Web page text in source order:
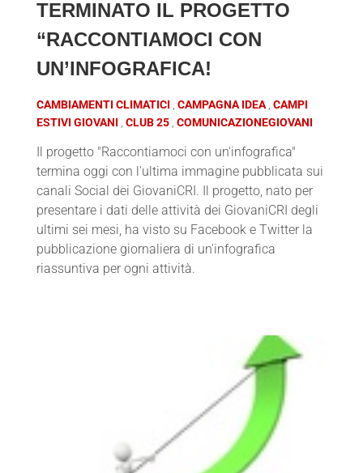
TERMINATO IL PROGETTO
“RACCONTIAMOCI CON
UN’INFOGRAFICA!
CAMBIAMENTI CLIMATICI CAMPAGNA IDEA CAMPI
ESTIVI GIOVANI
CLUB 25 COMUNICAZIONEGIOVANI
Il progetto "Raccontiamoci con un'infografica"
termina oggi con l'ultima immagine pubblicata sui
canali Social dei GiovaniCRI. Il progetto, nato per
presentare i dati delle attività dei GiovaniCRI degli
ultimi sei mesi, ha visto su Facebook e Twitter la
pubblicazione giornaliera di un'infografica
riassuntiva per ogni attività.